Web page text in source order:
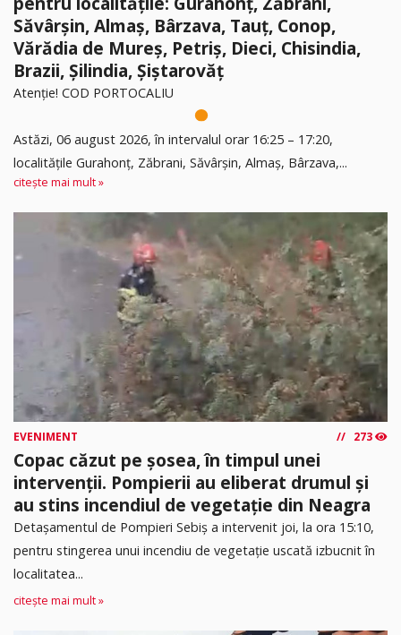
Săvârșin, Almaș, Bârzava, Tauț, Conop,
Vărădia de Mureș, Petriș, Dieci, Chisindia,
Brazii, Șilindia, Șiștarovăț
Atenție! COD PORTOCALIU
Astăzi, 06 august 2026, în intervalul orar 16:25 – 17:20,
localitățile Gurahonț, Zăbrani, Săvârșin, Almaș, Bârzava,...
citește mai mult »
EVENIMENT 273
Copac căzut pe șosea, în timpul unei
intervenții. Pompierii au eliberat drumul și
au stins incendiul de vegetație din Neagra
Detașamentul de Pompieri Sebiș a intervenit joi, la ora 15:10,
pentru stingerea unui incendiu de vegetație uscată izbucnit în
localitatea...
citește mai mult »